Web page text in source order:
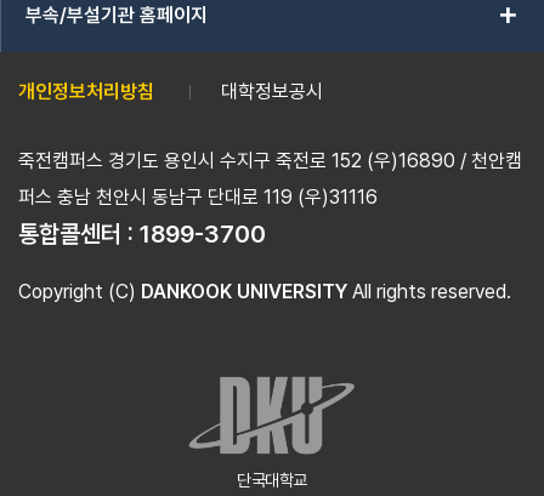
부속/부설기관 홈페이지 add
개인정보처리방침 대학정보공시
죽전캠퍼스 경기도 용인시 수지구 죽전로 152 (우)16890 / 천안캠
퍼스 충남 천안시 동남구 단대로 119 (우)31116
통합콜센터 : 1899-3700
Copyright (C) DANKOOK UNIVERSITY All rights reserved.
단국대학교